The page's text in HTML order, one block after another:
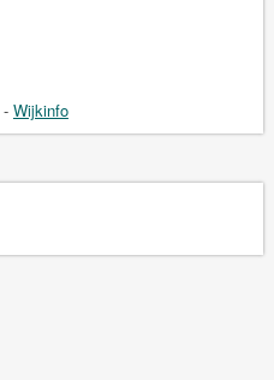
- Wijkinfo